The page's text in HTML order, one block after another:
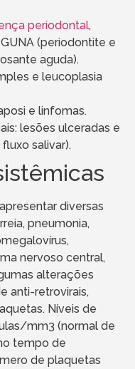
periodontal,
(periodontite e
aguda).
e leucoplasia
e linfomas.
lesões ulceradas e
salivar).
diversas
pneumonia,
nervoso central,
alterações
anti-retrovirais,
Níveis de
mm3 (normal de
tempo de
de plaquetas